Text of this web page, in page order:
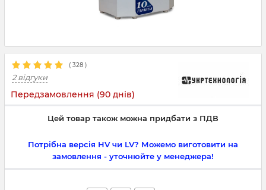
( 328 )
2 відгуки
Передзамовлення (90 днів)
Цей товар також можна придбати з ПДВ
Потрібна версія HV чи LV? Можемо виготовити на
замовлення - уточнюйте у менеджера!